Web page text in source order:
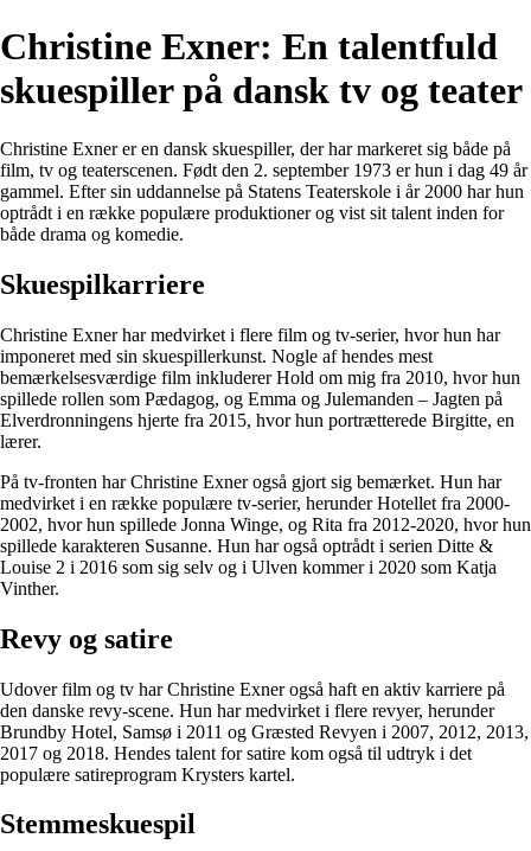
Christine Exner: En talentfuld
skuespiller på dansk tv og teater
Christine Exner er en dansk skuespiller, der har markeret sig både på
film, tv og teaterscenen. Født den 2. september 1973 er hun i dag 49 år
gammel. Efter sin uddannelse på Statens Teaterskole i år 2000 har hun
optrådt i en række populære produktioner og vist sit talent inden for
både drama og komedie.
Skuespilkarriere
Christine Exner har medvirket i flere film og tv-serier, hvor hun har
imponeret med sin skuespillerkunst. Nogle af hendes mest
bemærkelsesværdige film inkluderer Hold om mig fra 2010, hvor hun
spillede rollen som Pædagog, og Emma og Julemanden – Jagten på
Elverdronningens hjerte fra 2015, hvor hun portrætterede Birgitte, en
lærer.
På tv-fronten har Christine Exner også gjort sig bemærket. Hun har
medvirket i en række populære tv-serier, herunder Hotellet fra 2000-
2002, hvor hun spillede Jonna Winge, og Rita fra 2012-2020, hvor hun
spillede karakteren Susanne. Hun har også optrådt i serien Ditte &
Louise 2 i 2016 som sig selv og i Ulven kommer i 2020 som Katja
Vinther.
Revy og satire
Udover film og tv har Christine Exner også haft en aktiv karriere på
den danske revy-scene. Hun har medvirket i flere revyer, herunder
Brundby Hotel, Samsø i 2011 og Græsted Revyen i 2007, 2012, 2013,
2017 og 2018. Hendes talent for satire kom også til udtryk i det
populære satireprogram Krysters kartel.
Stemmeskuespil